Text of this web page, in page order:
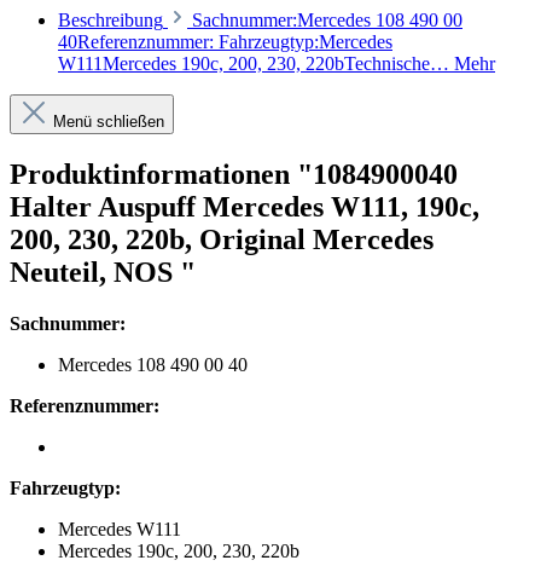
Beschreibung
Sachnummer:Mercedes 108 490 00
40Referenznummer: Fahrzeugtyp:Mercedes
W111Mercedes 190c, 200, 230, 220bTechnische… Mehr
Menü schließen
Produktinformationen "1084900040
Halter Auspuff Mercedes W111, 190c,
200, 230, 220b, Original Mercedes
Neuteil, NOS "
Sachnummer:
Mercedes 108 490 00 40
Referenznummer:
Fahrzeugtyp:
Mercedes W111
Mercedes 190c, 200, 230, 220b